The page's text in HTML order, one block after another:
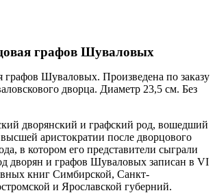
графов Шуваловых
графов Шуваловых. Произведена по заказу
дворца. Диаметр 23,5 см. Без
дворянский и графский род, вошедший
аристократии после дворцового
в котором его представители сыграли
дворян и графов Шуваловых записан в VI
книг Симбирской, Санкт-
и Ярославской губерний.